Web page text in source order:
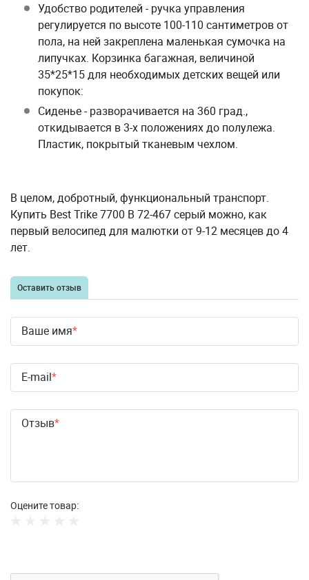
Удобство родителей - ручка управления
регулируется по высоте 100-110 сантиметров от
пола, на ней закреплена маленькая сумочка на
липучках. Корзинка багажная, величиной
35*25*15 для необходимых детских вещей или
покупок:
Сиденье - разворачивается на 360 град.,
откидывается в 3-х положениях до полулежа.
Пластик, покрытый тканевым чехлом.
В целом, добротный, функциональный транспорт.
Купить Best Trike 7700 В 72-467 серый можно, как
первый велосипед для малютки от 9-12 месяцев до 4
лет.
Оставить отзыв
Ваше имя
E-mail
Отзыв
Оцените товар: